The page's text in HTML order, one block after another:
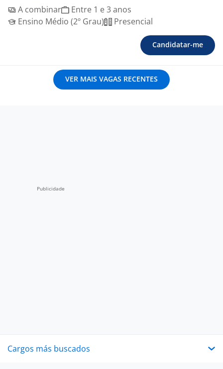
A combinar
Entre 1 e 3 anos
Ensino Médio (2º Grau)
Presencial
Candidatar-me
VER MAIS VAGAS RECENTES
Cargos más buscados